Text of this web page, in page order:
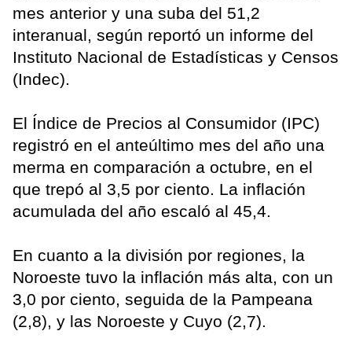
mes anterior y una suba del 51,2
interanual, según reportó un informe del
Instituto Nacional de Estadísticas y Censos
(Indec).
El Índice de Precios al Consumidor (IPC)
registró en el anteúltimo mes del año una
merma en comparación a octubre, en el
que trepó al 3,5 por ciento. La inflación
acumulada del año escaló al 45,4.
En cuanto a la división por regiones, la
Noroeste tuvo la inflación más alta, con un
3,0 por ciento, seguida de la Pampeana
(2,8), y las Noroeste y Cuyo (2,7).